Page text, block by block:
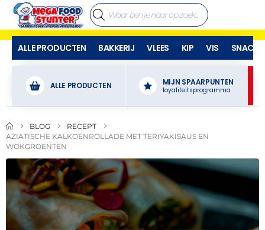
ALLE PRODUCTEN BAKKERIJ VLEES KIP VIS SNACKS
ALLE PRODUCTEN MIJN SPAARPUNTEN
loyaliteitsprogramma
BLOG
RECEPT
AZIATISCHE KALKOENROLLADE MET TERIYAKISAUS EN
WOKGROENTEN